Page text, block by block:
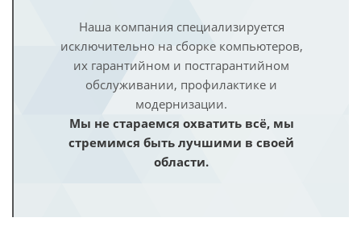
Наша компания специализируется
исключительно на сборке компьютеров,
их гарантийном и постгарантийном
обслуживании, профилактике и
модернизации.
Мы не стараемся охватить всё, мы
стремимся быть лучшими в своей
области.